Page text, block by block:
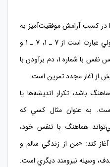
كسب آرامش موفقيت‌آميز به
عهده دارد. ضرباهنگ (ريتم) معمولي عبارت است از 7 ـ 1، 7 ـ 1 و
شامل دم فرو بودن با شماره 7، حبس نفس با شماره 1، دم برآودن با
باشد، تكرار انديشه‌ها يا
به عنوان مثال كسي كه
هماهنگ با تنفس خود،
كند: «من از زندگي سالم و
وسيله نيرومند ديگري است.